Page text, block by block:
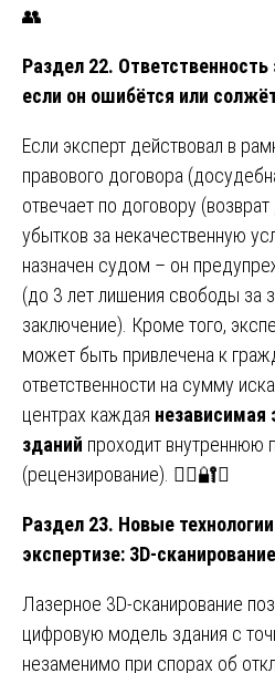
👥
Раздел 22. Ответственность
если он ошибётся или
Если эксперт действовал в
правового договора
отвечает по договору
убытков за некачественную
назначен судом – он
(до 3 лет лишения свободы за
заключение). Кроме того,
может быть привлечена к
ответственности на сумму
центрах каждая независимая
зданий проходит внутреннюю
(рецензирование). 👨‍⚖️🔐⚖️
Раздел 23. Новые
экспертизе: 3D-
Лазерное 3D-сканирование
цифровую модель здания с
незаменимо при спорах об